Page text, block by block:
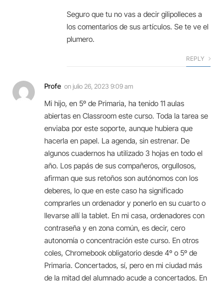
Seguro que tu no vas a decir gilipolleces a
los comentarios de sus artículos. Se te ve el
plumero.
REPLY
Profe onjulio 26, 2023 9:09 am
Mi hijo, en 5º de Primaria, ha tenido 11 aulas
abiertas en Classroom este curso. Toda la tarea se
enviaba por este soporte, aunque hubiera que
hacerla en papel. La agenda, sin estrenar. De
algunos cuadernos ha utilizado 3 hojas en todo el
año. Los papás de sus compañeros, orgullosos,
afirman que sus retoños son autónomos con los
deberes, lo que en este caso ha significado
comprarles un ordenador y ponerlo en su cuarto o
llevarse allí la tablet. En mi casa, ordenadores con
contraseña y en zona común, es decir, cero
autonomía o concentración este curso. En otros
coles, Chromebook obligatorio desde 4º o 5º de
Primaria. Concertados, sí, pero en mi ciudad más
de la mitad del alumnado acude a concertados. En